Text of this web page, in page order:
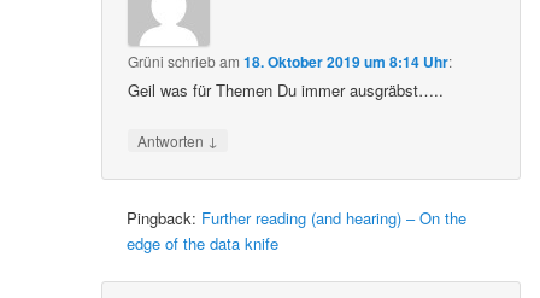
Grüni schriebam18. Oktober 2019 um 8:14 Uhr:
Geil was für Themen Du immer ausgräbst…..
Antworten ↓
Pingback: Further reading (and hearing) – On the
edge of the data knife